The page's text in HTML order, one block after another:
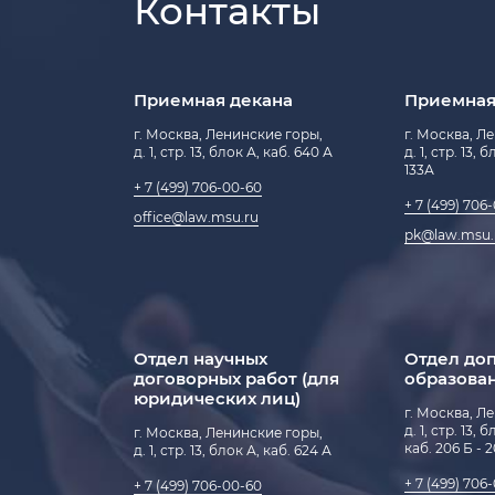
Адреса общежитий и условия
Правила внутреннего распорядка в
Ломоносова
Объявления
Процедуры взаимодействия
Расписание работы экономистов
Банковские реквизиты
Расценки на платные услуги,
факультетом МГУ в 2026/27 учебном году
Памятка для студентов, обучающихся на
Научно-образовательный центр
Центр нотариального права «Путь к
Центр азиатских правовых исследований
Центр правовых исследований в сфере
Центр правовых исследований
цифровой экономики
Центр трудового права и права
Ситуационный центр правовых
Научно-образовательный центр
права»
Контакты
Приемная декана
г. Москва, Ленинские горы,
д. 1, стр. 13, блок А, каб. 640 А
+ 7 (499) 706-00-60
office@law.msu.ru
г. Москва,
д. 1, стр. 13,
133А
+ 7 (499)
Отдел научных
договорных работ (для
юридических лиц)
г. Москва, Ленинские горы,
д. 1, стр. 13, блок А, каб. 624 А
+ 7 (499) 706-00-60
Отдел
г. Москва,
д. 1, стр. 13,
каб. 206 Б -
+ 7 (499)